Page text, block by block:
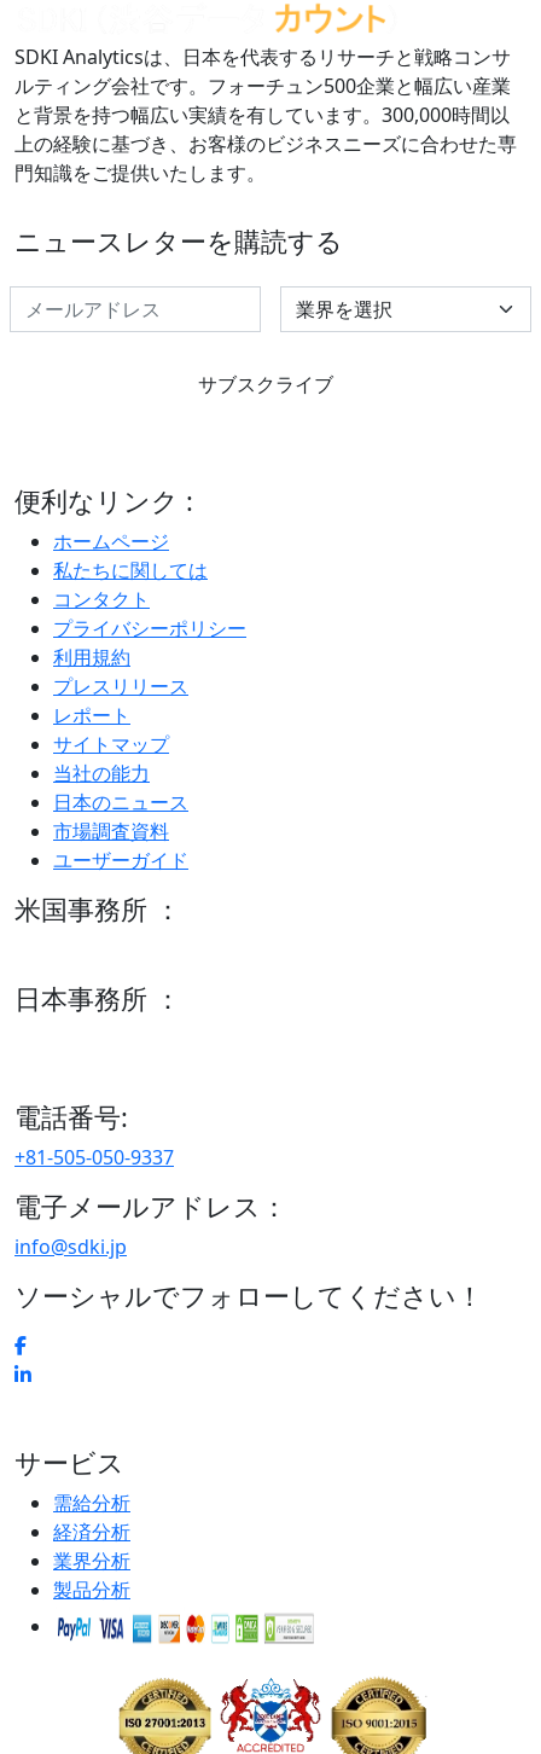
SDKI Analyticsは、日本を代表するリサーチと戦略コンサ
ルティング会社です。フォーチュン500企業と幅広い産業
と背景を持つ幅広い実績を有しています。300,000時間以
上の経験に基づき、お客様のビジネスニーズに合わせた専
門知識をご提供いたします。
ニュースレターを購読する
Select Industry
サブスクライブ
便利なリンク :
ホームページ
私たちに関しては
コンタクト
プライバシーポリシー
利用規約
プレスリリース
レポート
サイトマップ
当社の能力
日本のニュース
市場調査資料
ユーザーガイド
米国事務所 ：
日本事務所 ：
電話番号:
+81-505-050-9337
電子メールアドレス：
info@sdki.jp
ソーシャルでフォローしてください！
サービス
需給分析
経済分析
業界分析
製品分析